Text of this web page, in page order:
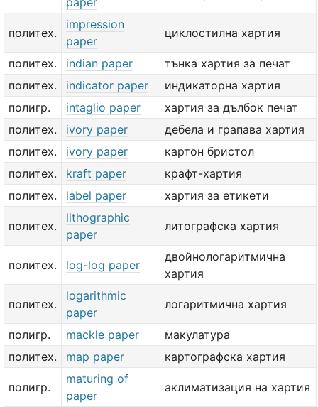
политех.
impression
paper
циклостилна хартия
политех. indian paper
тънка хартия за печат
политех.
indicator paper
индикаторна хартия
полигр.
intaglio paper
хартия за дълбок печат
политех.
ivory paper
дебела и грапава хартия
политех.
ivory paper
картон бристол
политех.
kraft paper
крафт-хартия
политех.
label paper хартия за етикети
политех.
lithographic
paper
литографска хартия
политех. log-log paper
двойнологаритмична
хартия
политех.
logarithmic
paper
логаритмична хартия
полигр. mackle paper
макулатура
политех.
map paper картографска хартия
полигр.
maturing of
paper
аклиматизация на хартия